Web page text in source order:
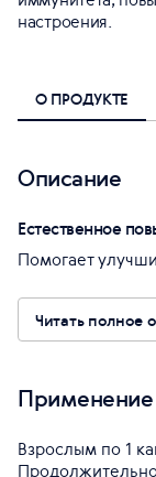
настроения.
О ПРОДУКТЕ
Описание
Естественное
Помогает
Читать полное
Применение
Взрослым по 1